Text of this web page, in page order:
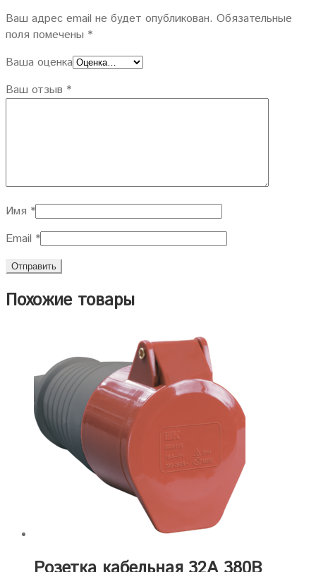
Ваш адрес email не будет опубликован. Обязательные
поля помечены *
Ваша оценка
Ваш отзыв *
Имя *
Email *
Похожие товары